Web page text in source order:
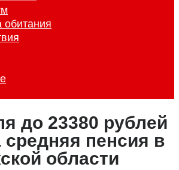
обитания
до 23380 рублей
пенсия в
области